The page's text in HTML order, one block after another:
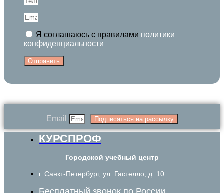
Я соглашаюсь с правилами политики
конфиденциальности
Отправить
Email Подписаться на рассылку
КУРСПРОФ
Городской учебный центр
г. Санкт-Петербург, ул. Гастелло, д. 10